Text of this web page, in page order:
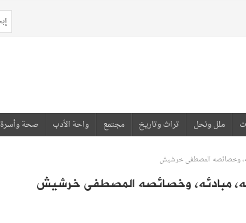
ملل ونحل تراث وتاريخ مجتمع واحة الأدب صحة وأسرة
وخصائصه المصطفى خرشيش
مبادئه، وخصائصه المصطفى خرشيش